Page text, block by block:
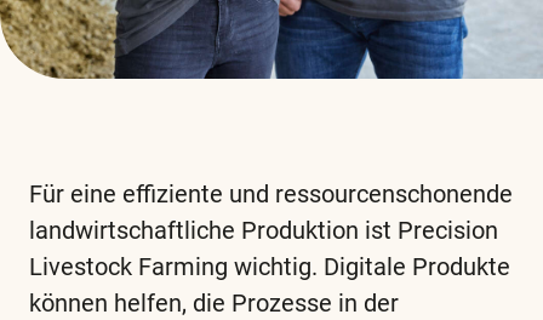
Für eine effiziente und ressourcenschonende
landwirtschaftliche Produktion ist Precision
Livestock Farming wichtig. Digitale Produkte
können helfen, die Prozesse in der